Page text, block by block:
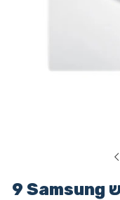
מכונת כביסה משולבת מייבש Samsung ‏9